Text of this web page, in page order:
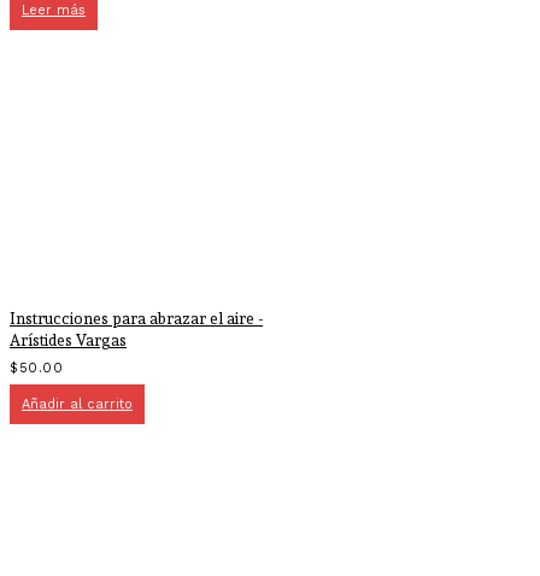
Leer más
Instrucciones para abrazar el aire -
Arístides Vargas
$ 50.00
Añadir al carrito